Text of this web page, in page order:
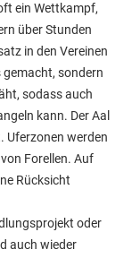
ein Wettkampf,
über Stunden
in den Vereinen
sondern
sodass auch
kann. Der Aal
Uferzonen werden
Forellen. Auf
Rücksicht
oder
auch wieder